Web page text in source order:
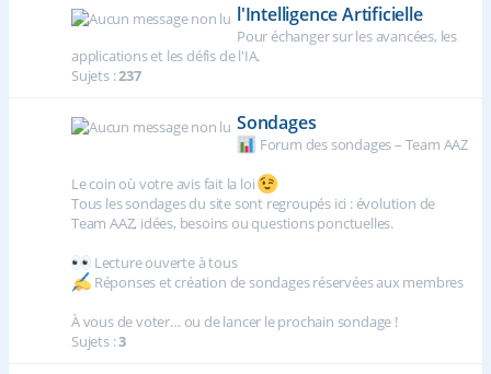
l'Intelligence Artificielle
Pour échanger sur les avancées, les
applications et les défis de l'IA.
Sujets :237
Sondages
Forum des sondages – Team AAZ
Le coin où votre avis fait la loi
Tous les sondages du site sont regroupés ici : évolution de
Team AAZ, idées, besoins ou questions ponctuelles.
Lecture ouverte à tous
Réponses et création de sondages réservées aux membres
À vous de voter… ou de lancer le prochain sondage !
Sujets :3